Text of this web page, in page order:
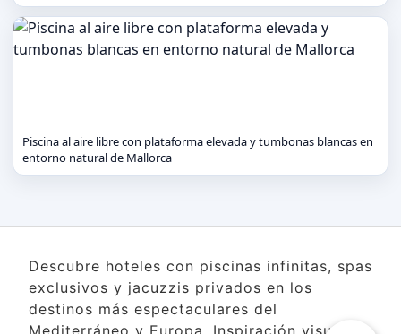
Piscina al aire libre con plataforma elevada y tumbonas blancas en
entorno natural de Mallorca
Descubre hoteles con piscinas infinitas, spas
exclusivos y jacuzzis privados en los
destinos más espectaculares del
Mediterráneo y Europa. Inspiración visual